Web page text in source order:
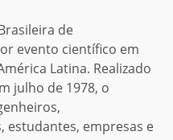
de
evento científico em
Latina. Realizado
julho de 1978, o
estudantes, empresas e